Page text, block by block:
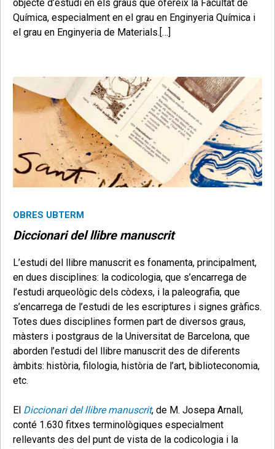
objecte d’estudi en els graus que ofereix la Facultat de
Química, especialment en el grau en Enginyeria Química i
el grau en Enginyeria de Materials.[…]
OBRES UBTERM
Diccionari del llibre manuscrit
L’estudi del llibre manuscrit es fonamenta, principalment,
en dues disciplines: la codicologia, que s’encarrega de
l’estudi arqueològic dels còdexs, i la paleografia, que
s’encarrega de l’estudi de les escriptures i signes gràfics.
Totes dues disciplines formen part de diversos graus,
màsters i postgraus de la Universitat de Barcelona, que
aborden l’estudi del llibre manuscrit des de diferents
àmbits: història, filologia, història de l’art, biblioteconomia,
etc.
El Diccionari del llibre manuscrit, de M. Josepa Arnall,
conté 1.630 fitxes terminològiques especialment
rellevants des del punt de vista de la codicologia i la